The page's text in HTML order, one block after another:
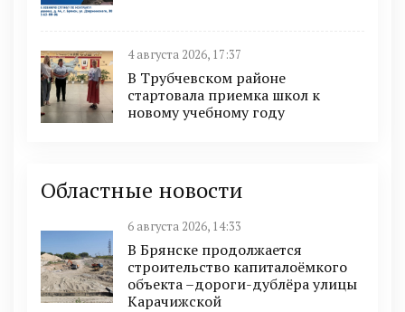
4 августа 2026, 17:37
В Трубчевском районе
стартовала приемка школ к
новому учебному году
Областные новости
6 августа 2026, 14:33
В Брянске продолжается
строительство капиталоёмкого
объекта –дороги-дублёра улицы
Карачижской